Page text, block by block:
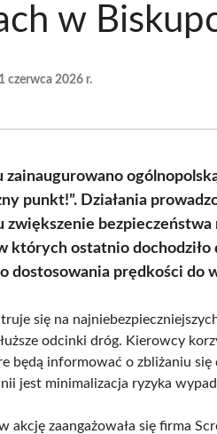
w
1 czerwca 2026 r.
zainaugurowano
punkt!”. Działania
zwiększenie
których ostatnio
dostosowania prędkości do
się na
odcinki dróg. Kierowcy
będą informować o zbliżaniu
jest minimalizacja ryzyka
akcję zaangażowała się firma